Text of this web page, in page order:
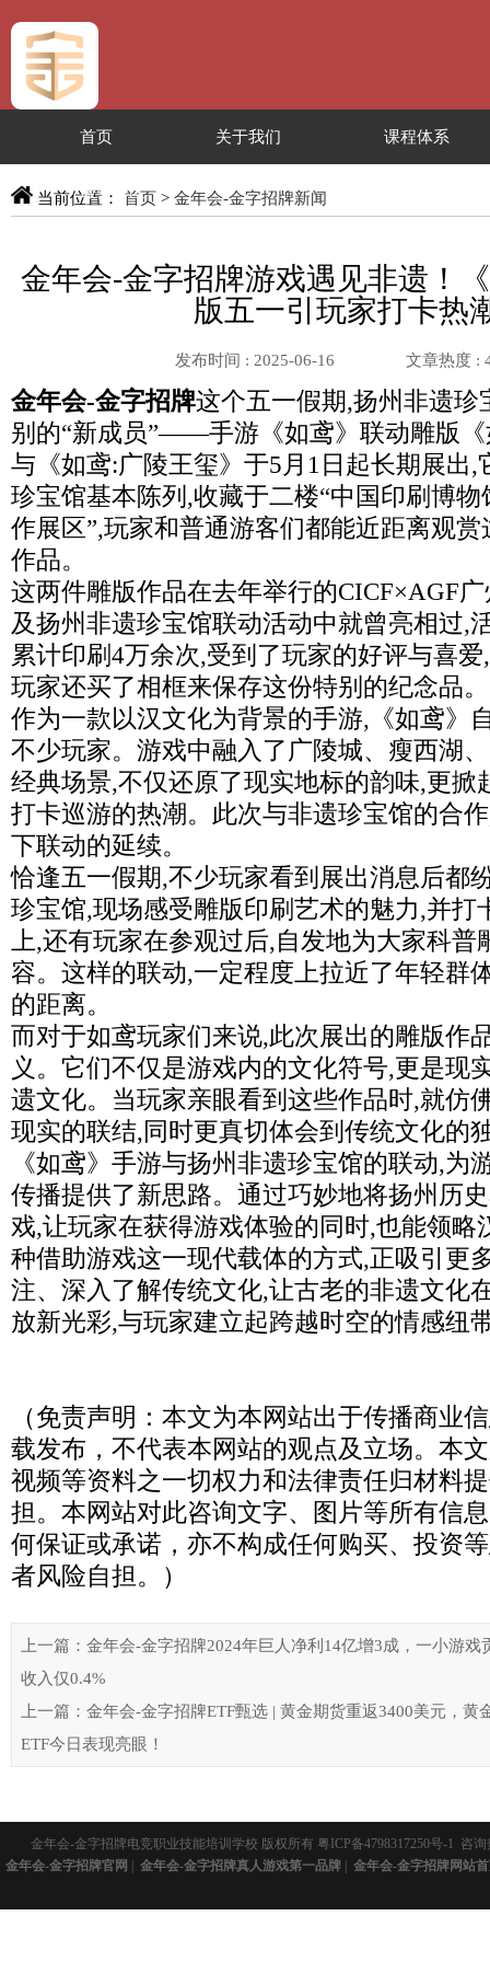
首页 关于我们 课程体系
服务专区
当前位置： 首页 > 金年会-金字招牌新闻
金年会-金字招牌游戏遇见非遗！
版五一引玩家打卡热
发布时间 : 2025-06-16 文章热度 :
金年会-金字招牌这个五一假期,扬州非遗珍
别的“新成员”——手游《如鸢》联动雕版
与《如鸢:广陵王玺》于5月1日起长期展出,
珍宝馆基本陈列,收藏于二楼“中国印刷博
作展区”,玩家和普通游客们都能近距离观
作品。
这两件雕版作品在去年举行的CICF×AGF
及扬州非遗珍宝馆联动活动中就曾亮相过,
累计印刷4万余次,受到了玩家的好评与喜
玩家还买了相框来保存这份特别的纪念品。
作为一款以汉文化为背景的手游,《如鸢》
不少玩家。游戏中融入了广陵城、瘦西湖
经典场景,不仅还原了现实地标的韵味,更掀
打卡巡游的热潮。此次与非遗珍宝馆的合
下联动的延续。
恰逢五一假期,不少玩家看到展出消息后都
珍宝馆,现场感受雕版印刷艺术的魅力,并打
上,还有玩家在参观过后,自发地为大家科普
容。这样的联动,一定程度上拉近了年轻群
的距离。
而对于如鸢玩家们来说,此次展出的雕版作
义。它们不仅是游戏内的文化符号,更是现
遗文化。当玩家亲眼看到这些作品时,就仿
现实的联结,同时更真切体会到传统文化的
《如鸢》手游与扬州非遗珍宝馆的联动,为
传播提供了新思路。通过巧妙地将扬州历
戏,让玩家在获得游戏体验的同时,也能领略
种借助游戏这一现代载体的方式,正吸引更
注、深入了解传统文化,让古老的非遗文化
放新光彩,与玩家建立起跨越时空的情感纽
（免责声明：本文为本网站出于传播商业
载发布，不代表本网站的观点及立场。本
视频等资料之一切权力和法律责任归材料
担。本网站对此咨询文字、图片等所有信
何保证或承诺，亦不构成任何购买、投资
者风险自担。）
上一篇：金年会-金字招牌2024年巨人净利14亿增3成，一小游
收入仅0.4%
上一篇：金年会-金字招牌ETF甄选 | 黄金期货重返3400美元，黄
ETF今日表现亮眼！
金年会-金字招牌电竞职业技能培训学校 版权所有 粤ICP备4798317250号-1 咨
金年会-金字招牌官网
金年会-金字招牌真人游戏第一品牌| 金年会-金字招牌网站